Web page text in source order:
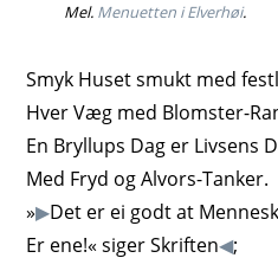
Mel. Menuetten iElverhøi.
Smyk Huset smukt med
Hver Væg med Blomster-
En Bryllups Dag er Livsens
Med Fryd og Alvors-Tanker.
»▶Det er ei godt at
Er ene!« siger Skriften◀;